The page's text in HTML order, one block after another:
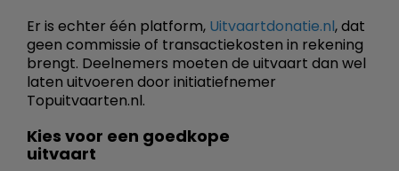
Er is echter één platform, Uitvaartdonatie.nl, dat
geen commissie of transactiekosten in rekening
brengt. Deelnemers moeten de uitvaart dan wel
laten uitvoeren door initiatiefnemer
Topuitvaarten.nl.
Kies voor een goedkope
uitvaart